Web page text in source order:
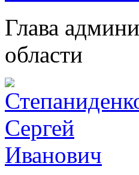
Глава
области